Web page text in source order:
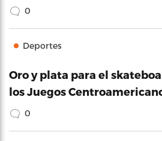
0
Deportes
Oro y plata para el
los Juegos
0